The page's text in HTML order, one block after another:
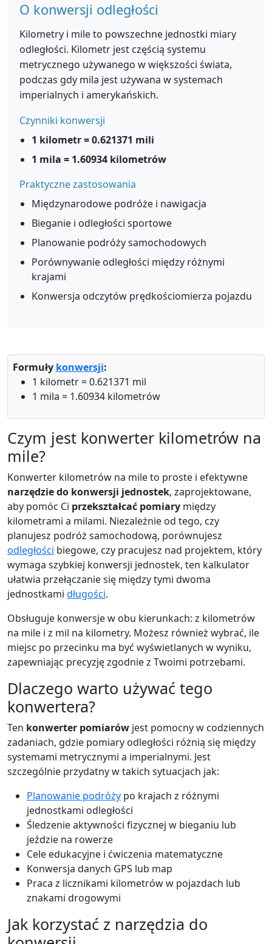
O konwersji odległości
Kilometry i mile to powszechne jednostki miary
odległości. Kilometr jest częścią systemu
metrycznego używanego w większości świata,
podczas gdy mila jest używana w systemach
imperialnych i amerykańskich.
Czynniki konwersji
1 kilometr = 0.621371 mili
1 mila = 1.60934 kilometrów
Praktyczne zastosowania
Międzynarodowe podróże i nawigacja
Bieganie i odległości sportowe
Planowanie podróży samochodowych
Porównywanie odległości między różnymi
krajami
Konwersja odczytów prędkościomierza pojazdu
Formuły konwersji:
1 kilometr = 0.621371 mil
1 mila = 1.60934 kilometrów
Czym jest konwerter kilometrów na
mile?
Konwerter kilometrów na mile to proste i efektywne
narzędzie do konwersji jednostek, zaprojektowane,
aby pomóc Ci przekształcać pomiary między
kilometrami a milami. Niezależnie od tego, czy
planujesz podróż samochodową, porównujesz
odległości biegowe, czy pracujesz nad projektem, który
wymaga szybkiej konwersji jednostek, ten kalkulator
ułatwia przełączanie się między tymi dwoma
jednostkami długości.
Obsługuje konwersje w obu kierunkach: z kilometrów
na mile i z mil na kilometry. Możesz również wybrać, ile
miejsc po przecinku ma być wyświetlanych w wyniku,
zapewniając precyzję zgodnie z Twoimi potrzebami.
Dlaczego warto używać tego
konwertera?
Ten konwerter pomiarów jest pomocny w codziennych
zadaniach, gdzie pomiary odległości różnią się między
systemami metrycznymi a imperialnymi. Jest
szczególnie przydatny w takich sytuacjach jak:
Planowanie podróży po krajach z różnymi
jednostkami odległości
Śledzenie aktywności fizycznej w bieganiu lub
jeździe na rowerze
Cele edukacyjne i ćwiczenia matematyczne
Konwersja danych GPS lub map
Praca z licznikami kilometrów w pojazdach lub
znakami drogowymi
Jak korzystać z narzędzia do